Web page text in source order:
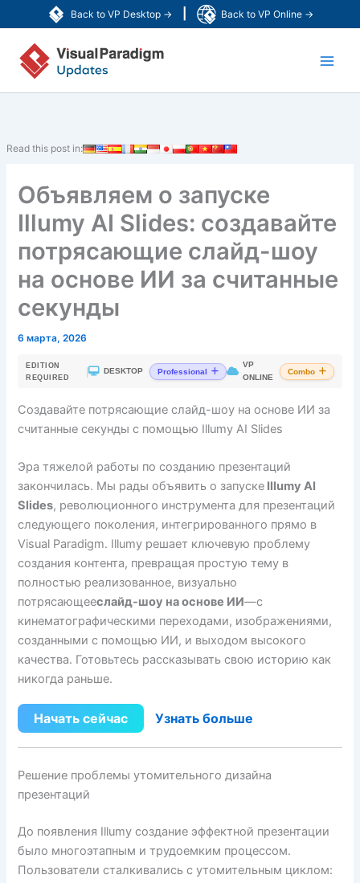
Back to VP Desktop → Back to VP Online →
к
содержимому
Read this post in:
Объявляем о запуске
Illumy AI Slides: создавайте
потрясающие слайд-шоу
на основе ИИ за считанные
секунды
6 марта, 2026
EDITION
REQUIRED
DESKTOP Professional
VP
ONLINE
Combo
Создавайте потрясающие слайд-шоу на основе ИИ за
считанные секунды с помощью Illumy AI Slides
Эра тяжелой работы по созданию презентаций
закончилась. Мы рады объявить о запуске Illumy AI
Slides, революционного инструмента для презентаций
следующего поколения, интегрированного прямо в
Visual Paradigm. Illumy решает ключевую проблему
создания контента, превращая простую тему в
полностью реализованное, визуально
потрясающееслайд-шоу на основе ИИ—с
кинематографическими переходами, изображениями,
созданными с помощью ИИ, и выходом высокого
качества. Готовьтесь рассказывать свою историю как
никогда раньше.
Начать сейчас Узнать больше
Решение проблемы утомительного дизайна
презентаций
До появления Illumy создание эффектной презентации
было многоэтапным и трудоемким процессом.
Пользователи сталкивались с утомительным циклом: